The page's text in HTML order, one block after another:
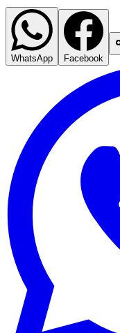
Santos
Entre no Canal do
Receba as notícias do
sem spam.